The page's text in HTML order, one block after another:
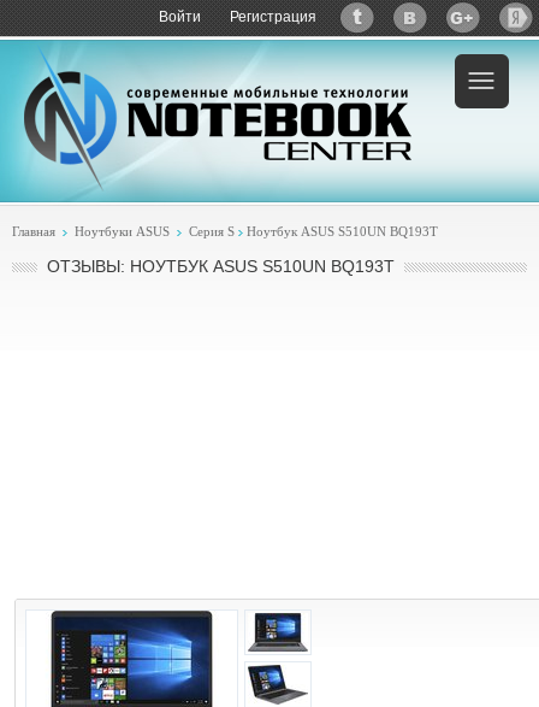
Войти Регистрация
Главная Ноутбуки ASUS Серия S Ноутбук ASUS S510UN BQ193T
ОТЗЫВЫ: НОУТБУК ASUS S510UN BQ193T